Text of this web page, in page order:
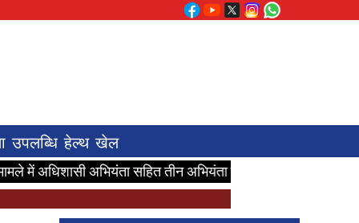
उपलब्धि हेल्थ खेल
सहित तीन अभियंता निलंबित जनकल्याण, रोजगार, शिक्षा